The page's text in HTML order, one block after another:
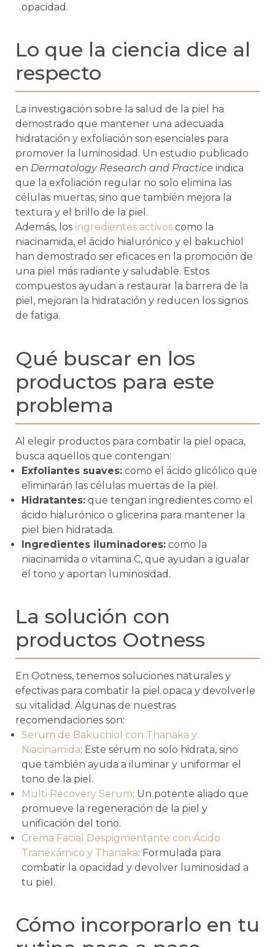
opacidad.
Lo que la ciencia dice al
respecto
La investigación sobre la salud de la piel ha
demostrado que mantener una adecuada
hidratación y exfoliación son esenciales para
promover la luminosidad. Un estudio publicado
en Dermatology Research and Practice indica
que la exfoliación regular no solo elimina las
células muertas, sino que también mejora la
textura y el brillo de la piel.
Además, los ingredientes activos como la
niacinamida, el ácido hialurónico y el bakuchiol
han demostrado ser eficaces en la promoción de
una piel más radiante y saludable. Estos
compuestos ayudan a restaurar la barrera de la
piel, mejoran la hidratación y reducen los signos
de fatiga.
Qué buscar en los
productos para este
problema
Al elegir productos para combatir la piel opaca,
busca aquellos que contengan:
Exfoliantes suaves: como el ácido glicólico que
eliminarán las células muertas de la piel.
Hidratantes: que tengan ingredientes como el
ácido hialurónico o glicerina para mantener la
piel bien hidratada.
Ingredientes iluminadores: como la
niacinamida o vitamina C, que ayudan a igualar
el tono y aportan luminosidad.
La solución con
productos Ootness
En Ootness, tenemos soluciones naturales y
efectivas para combatir la piel opaca y devolverle
su vitalidad. Algunas de nuestras
recomendaciones son:
Serum de Bakuchiol con Thanaka y
Niacinamida: Este sérum no solo hidrata, sino
que también ayuda a iluminar y uniformar el
tono de la piel.
Multi Recovery Serum: Un potente aliado que
promueve la regeneración de la piel y
unificación del tono.
Crema Facial Despigmentante con Ácido
Tranexámico y Thanaka: Formulada para
combatir la opacidad y devolver luminosidad a
tu piel.
Cómo incorporarlo en tu